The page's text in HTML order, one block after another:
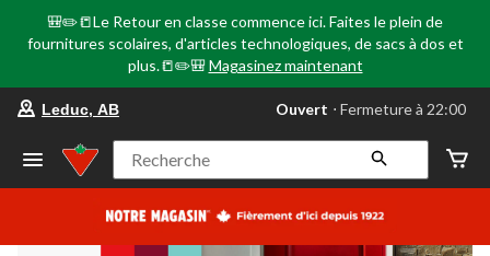
🎒✏️📒Le Retour en classe commence ici. Faites le plein de
fournitures scolaires, d'articles technologiques, de sacs à dos et
plus.📒✏️🎒 Magasinez maintenant
votre
préféré
Leduc,
AB,
courament
Fermeture
Leduc, AB Ouvert ⋅ Fermeture à 22:00
Recherche